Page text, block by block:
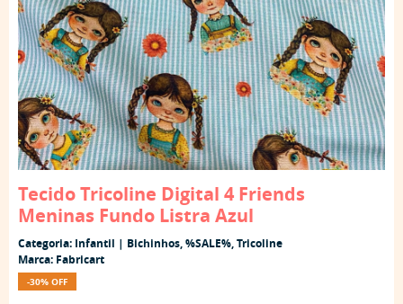
Tecido Tricoline Digital 4 Friends
Meninas Fundo Listra Azul
Categoria: Infantil | Bichinhos,%SALE%,Tricoline
Marca: Fabricart
-30% OFF